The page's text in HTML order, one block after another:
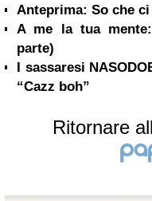
Anteprima: So che
A me la tua
parte)
I sassaresi
“Cazz boh”
Ritornare